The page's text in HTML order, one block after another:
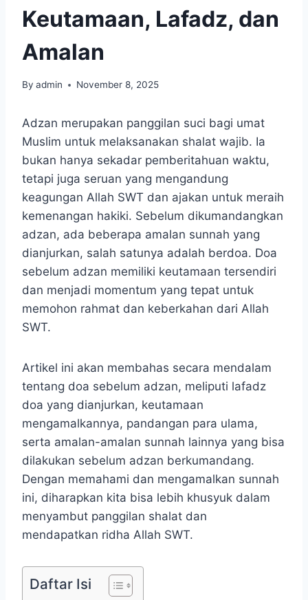
Keutamaan, Lafadz, dan
Amalan
By admin November 8, 2025
Adzan merupakan panggilan suci bagi umat
Muslim untuk melaksanakan shalat wajib. Ia
bukan hanya sekadar pemberitahuan waktu,
tetapi juga seruan yang mengandung
keagungan Allah SWT dan ajakan untuk meraih
kemenangan hakiki. Sebelum dikumandangkan
adzan, ada beberapa amalan sunnah yang
dianjurkan, salah satunya adalah berdoa. Doa
sebelum adzan memiliki keutamaan tersendiri
dan menjadi momentum yang tepat untuk
memohon rahmat dan keberkahan dari Allah
SWT.
Artikel ini akan membahas secara mendalam
tentang doa sebelum adzan, meliputi lafadz
doa yang dianjurkan, keutamaan
mengamalkannya, pandangan para ulama,
serta amalan-amalan sunnah lainnya yang bisa
dilakukan sebelum adzan berkumandang.
Dengan memahami dan mengamalkan sunnah
ini, diharapkan kita bisa lebih khusyuk dalam
menyambut panggilan shalat dan
mendapatkan ridha Allah SWT.
Daftar Isi